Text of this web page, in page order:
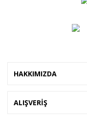
HAKKIMIZDA
ALIŞVERİŞ